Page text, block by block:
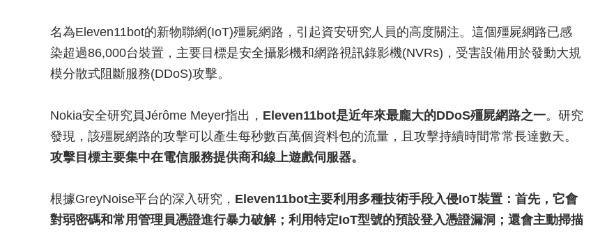
名為Eleven11bot的新物聯網(IoT)殭屍網路，引起資安研究人員的高度關注。這個殭屍網路已感
染超過86,000台裝置，主要目標是安全攝影機和網路視訊錄影機(NVRs)，受害設備用於發動大規
模分散式阻斷服務(DDoS)攻擊。
Nokia安全研究員Jérôme Meyer指出， Eleven11bot是近年來最龐大的DDoS殭屍網路之一。研究
發現，該殭屍網路的攻擊可以產生每秒數百萬個資料包的流量，且攻擊持續時間常常長達數天。
攻擊目標主要集中在電信服務提供商和線上遊戲伺服器。
根據GreyNoise平台的深入研究， Eleven11bot主要利用多種技術手段入侵IoT裝置：首先，它會
對弱密碼和常用管理員憑證進行暴力破解；利用特定IoT型號的預設登入憑證漏洞；還會主動掃描